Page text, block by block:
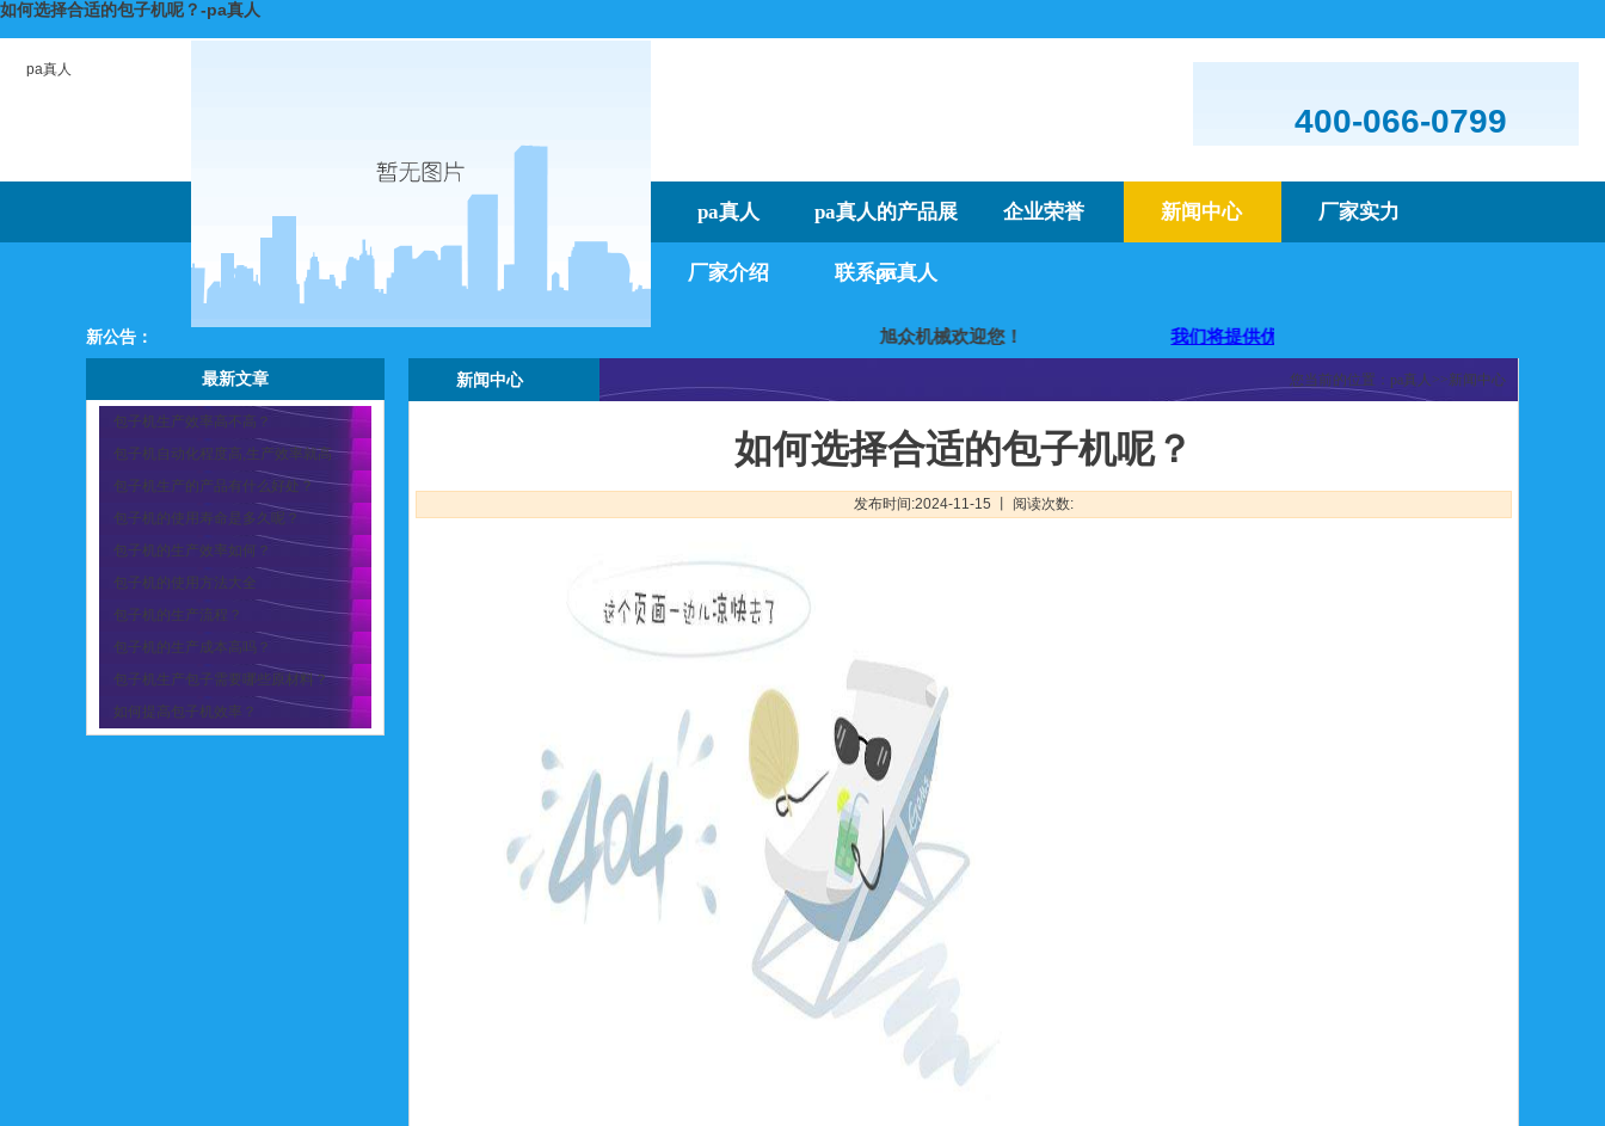
如何选择合适的包子机呢？-pa真人
pa真人
400-066-0799
pa真人 pa真人的产品展
示
企业荣誉 新闻中心 厂家实力
厂家介绍 联系pa真人
新公告： 旭众机械欢迎您！ 我们将提供优质的产品及服务，欢迎咨询购买
最新文章
包子机生产效率高不高？
包子机自动化程度高,生产效率就高
包子机生产的产品有什么好处？
包子机的使用寿命是多久呢？
包子机的生产效率如何？
包子机的使用方法大全
包子机的生产流程？
包子机的生产成本高吗？
包子机生产包子需要哪些原材料？
如何提高包子机效率？
您当前的位置： pa真人 >>新闻中心
新闻中心
如何选择合适的包子机呢？
发布时间:2024-11-15 丨 阅读次数: